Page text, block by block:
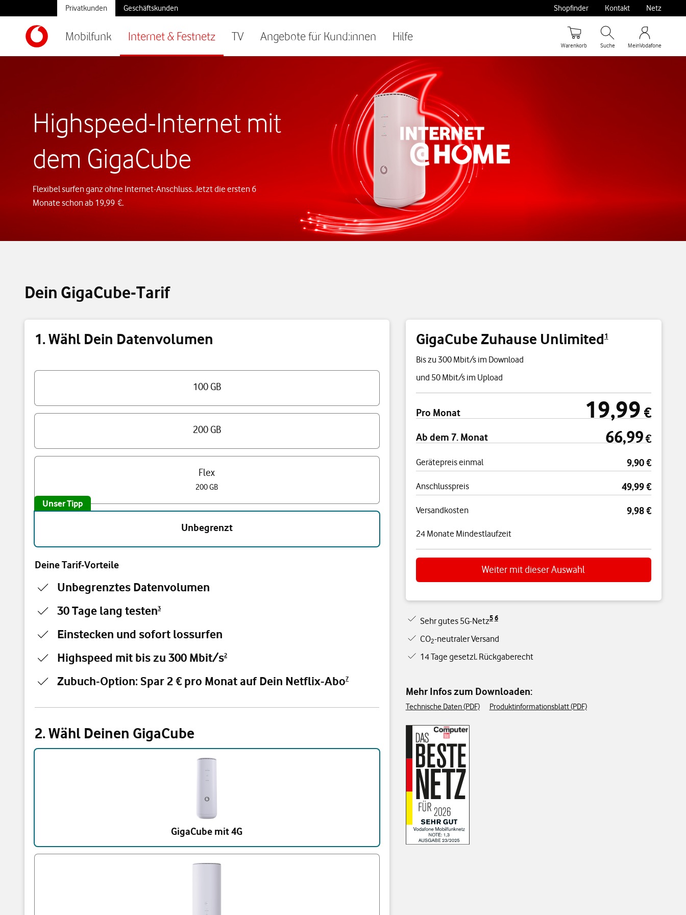
Mobilfunk Internet & Festnetz TV Angebote für Kund:innen Hilfe
Privatkunden Geschäftskunden Shopfinder Kontakt Netz
Warenkorb Suche MeinVodafone
Highspeed-Internet mit
dem GigaCube
Flexibel surfen ganz ohne Internet-Anschluss. Jetzt die ersten 6
Monate schon ab 19,99 €.
Dein GigaCube-Tarif
1. Wähl Dein Datenvolumen
100 GB
200 GB
Flex
200 GB
Unser Tipp
Unbegrenzt
Deine Tarif-Vorteile
Unbegrenztes Datenvolumen
30 Tage lang testen3
Einstecken und sofort lossurfen
Highspeed mit bis zu 300 Mbit/s2
Zubuch-Option: Spar 2 € pro Monat auf Dein Netflix-Abo7
2. Wähl Deinen GigaCube
GigaCube mit 4G
GigaCube Zuhause Unlimited1
Bis zu 300 Mbit/s im Download
und 50 Mbit/s im Upload
Preisübersicht
Pro Monat 19,99 €
19,99 €
Ab dem 7. Monat 66,99 €66,99€
Gerätepreis einmal 9,90 €
Anschlusspreis 49,99 €
Versandkosten 9,98 €
24 Monate Mindestlaufzeit
Weiter mit dieser Auswahl
Sehr gutes 5G-Netz5 6
CO2-neutraler Versand
14 Tage gesetzl. Rückgaberecht
Mehr Infos zum Downloaden:
Technische Daten (PDF) Produktinformationsblatt (PDF)